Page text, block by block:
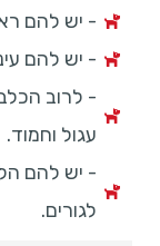
- יש להם
- יש להם
- לרוב
עגול וחמוד.
- יש להם
לגורים.